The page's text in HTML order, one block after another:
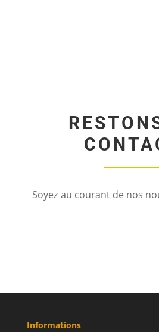
Soyez au courant de nos
Informations